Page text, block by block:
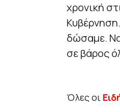
χρονική
δώσαμε.
σε βάρος
Όλες οι